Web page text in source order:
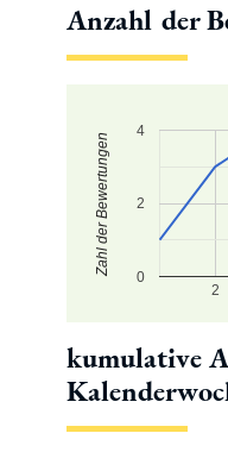
Anzahl der
2
0
2
4
Zahl der Bewertungen
kumulative